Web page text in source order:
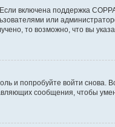
включена поддержка
или
то возможно, что вы
и попробуйте войти снова.
сообщения, чтобы